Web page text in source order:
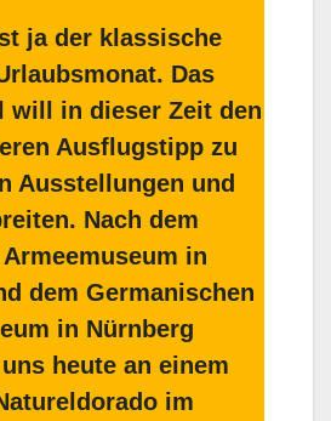
ja der klassische
Das
will in dieser Zeit den
Ausflugstipp zu
Ausstellungen und
Nach dem
in
dem Germanischen
in Nürnberg
heute an einem
im